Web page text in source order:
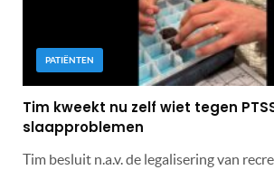
PATIËNTEN
Tim kweekt nu zelf wiet tegen
slaapproblemen
Tim besluit n.a.v. de legalisering van